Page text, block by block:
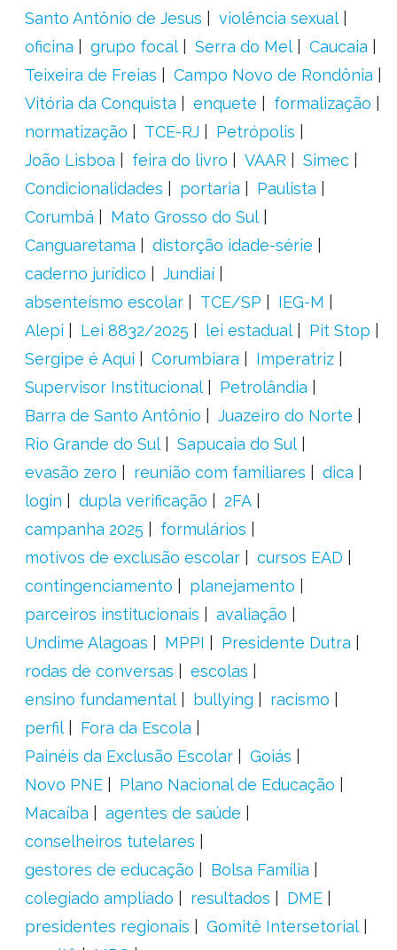
Santo Antônio de Jesus
violência sexual
oficina
grupo focal Serra do Mel
Caucaia
Teixeira de Freias
Campo Novo de Rondônia
Vitória da Conquista
enquete
formalização
normatização
TCE-RJ
Petrópolis
João Lisboa
feira do livro VAAR
Simec
Condicionalidades
portaria
Paulista
Corumbá
Mato Grosso do Sul
Canguaretama
distorção idade-série
caderno jurídico
Jundiaí
absenteísmo escolar
TCE/SP
IEG-M
Alepi
Lei 8832/2025 lei estadual
Pit Stop
Sergipe é Aqui
Corumbiara
Imperatriz
Supervisor Institucional
Petrolândia
Barra de Santo Antônio
Juazeiro do Norte
Rio Grande do Sul
Sapucaia do Sul
evasão zero
reunião com familiares
dica
login
dupla verificação
2FA
campanha 2025
formulários
motivos de exclusão escolar
cursos EAD
contingenciamento
planejamento
parceiros institucionais
avaliação
Undime Alagoas
MPPI
Presidente Dutra
rodas de conversas
escolas
ensino fundamental
bullying
racismo
perfil
Fora da Escola
Painéis da Exclusão Escolar
Goiás
Novo PNE
Plano Nacional de Educação
Macaíba
agentes de saúde
conselheiros tutelares
gestores de educação
Bolsa Família
colegiado ampliado
resultados
DME
presidentes regionais
Gomitê Intersetorial